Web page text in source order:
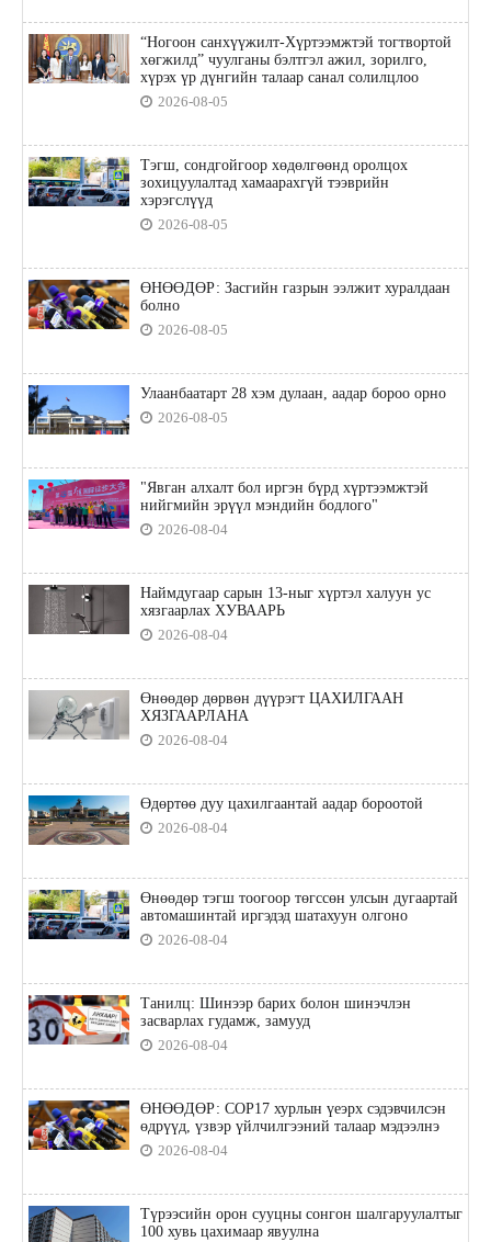
“Ногоон санхүүжилт-Хүртээмжтэй тогтвортой
хөгжилд” чуулганы бэлтгэл ажил, зорилго,
хүрэх үр дүнгийн талаар санал солилцлоо
2026-08-05
Тэгш, сондгойгоор хөдөлгөөнд оролцох
зохицуулалтад хамаарахгүй тээврийн
хэрэгслүүд
2026-08-05
ӨНӨӨДӨР: Засгийн газрын ээлжит хуралдаан
болно
2026-08-05
Улаанбаатарт 28 хэм дулаан, аадар бороо орно
2026-08-05
"Явган алхалт бол иргэн бүрд хүртээмжтэй
нийгмийн эрүүл мэндийн бодлого"
2026-08-04
Наймдугаар сарын 13-ныг хүртэл халуун ус
хязгаарлах ХУВААРЬ
2026-08-04
Өнөөдөр дөрвөн дүүрэгт ЦАХИЛГААН
ХЯЗГААРЛАНА
2026-08-04
Өдөртөө дуу цахилгаантай аадар бороотой
2026-08-04
Өнөөдөр тэгш тоогоор төгссөн улсын дугаартай
автомашинтай иргэдэд шатахуун олгоно
2026-08-04
Танилц: Шинээр барих болон шинэчлэн
засварлах гудамж, замууд
2026-08-04
ӨНӨӨДӨР: COP17 хурлын үеэрх сэдэвчилсэн
өдрүүд, үзвэр үйлчилгээний талаар мэдээлнэ
2026-08-04
Түрээсийн орон сууцны сонгон шалгаруулалтыг
100 хувь цахимаар явуулна